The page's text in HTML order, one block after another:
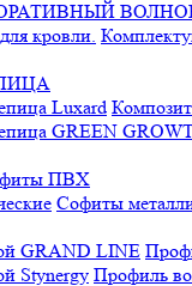
ПВХ
Софиты
Профиль